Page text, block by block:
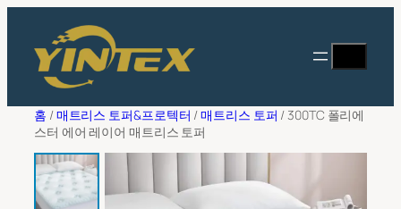
바
다
홈 /매트리스 토퍼&프로텍터 /매트리스 토퍼 / 300TC 폴리에
스터 에어 레이어 매트리스 토퍼
상담해 주세요
성명*